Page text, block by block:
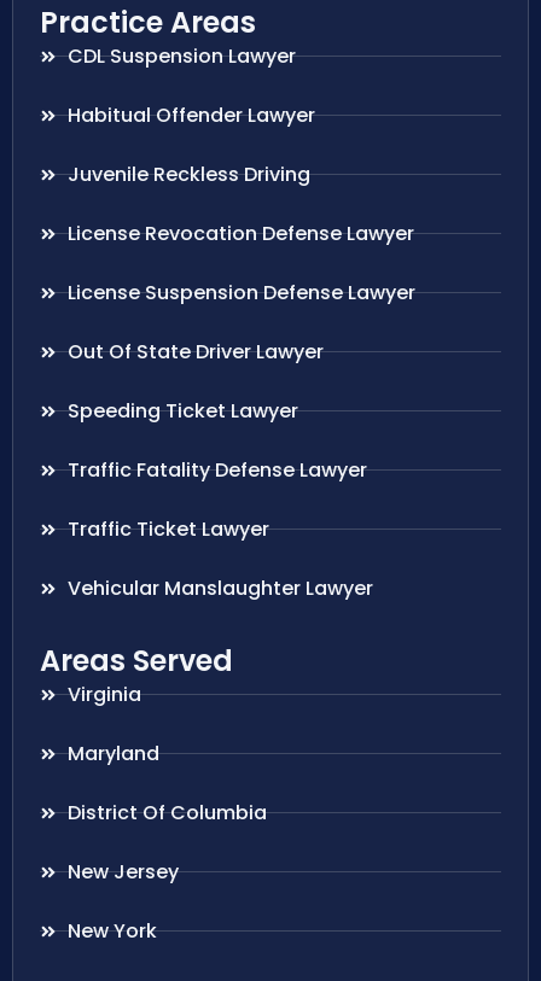
Practice Areas
CDL Suspension Lawyer
Habitual Offender Lawyer
Juvenile Reckless Driving
License Revocation Defense Lawyer
License Suspension Defense Lawyer
Out Of State Driver Lawyer
Speeding Ticket Lawyer
Traffic Fatality Defense Lawyer
Traffic Ticket Lawyer
Vehicular Manslaughter Lawyer
Areas Served
Virginia
Maryland
District Of Columbia
New Jersey
New York